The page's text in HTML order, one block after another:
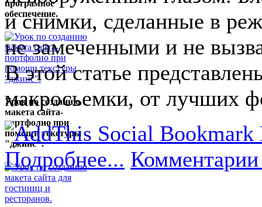
програмное
обеспечение.
Урок по созданию
макета сайта-
портфолио при
помощи текстуры
"джинс".
и снимки, сделанные в
не замеченными и не
В этой статье
макросьемки, от лучших
Подробнее...